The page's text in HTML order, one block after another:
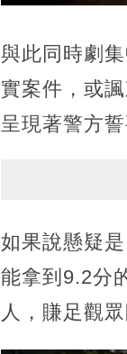
與此同時劇
實案件，或
呈現著警方
如果說懸疑
能拿到9.2分
人，賺足觀